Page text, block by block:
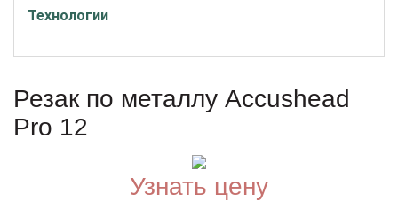
Технологии
Резак по металлу Accushead
Pro 12
Узнать цену